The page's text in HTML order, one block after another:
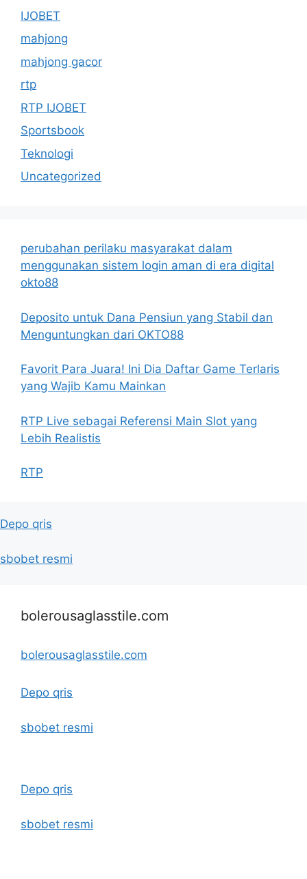
IJOBET
mahjong
mahjong gacor
rtp
RTP IJOBET
Sportsbook
Teknologi
Uncategorized
perubahan perilaku masyarakat dalam
menggunakan sistem login aman di era digital
okto88
Deposito untuk Dana Pensiun yang Stabil dan
Menguntungkan dari OKTO88
Favorit Para Juara! Ini Dia Daftar Game Terlaris
yang Wajib Kamu Mainkan
RTP Live sebagai Referensi Main Slot yang
Lebih Realistis
RTP
Depo qris
sbobet resmi
bolerousaglasstile.com
bolerousaglasstile.com
Depo qris
sbobet resmi
Depo qris
sbobet resmi